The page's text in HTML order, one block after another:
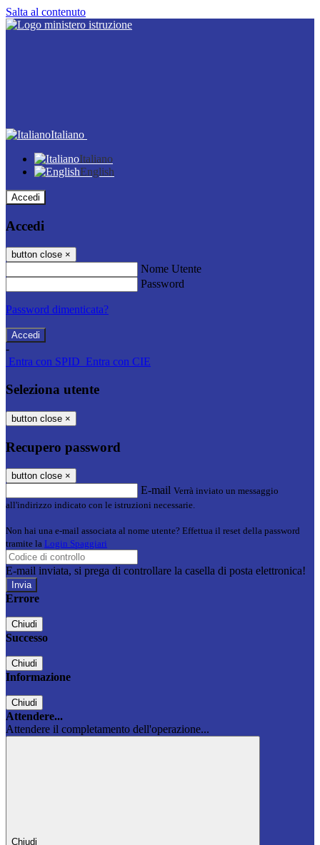
Salta al contenuto
Italiano
Italiano
English
Accedi
Accedi
button close ×
Nome Utente
Password
Password dimenticata?
-
Entra con SPID Entra con CIE
Seleziona utente
button close ×
Recupero password
button close ×
E-mail Verrà inviato un messaggio
all'indirizzo indicato con le istruzioni necessarie.
Non hai una e-mail associata al nome utente? Effettua il reset della password
tramite la Login Spaggiari
E-mail inviata, si prega di controllare la casella di posta elettronica!
Errore
Chiudi
Successo
Chiudi
Informazione
Chiudi
Attendere...
Attendere il completamento dell'operazione...
Chiudi